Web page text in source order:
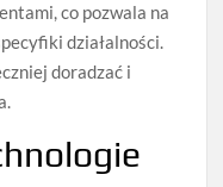
co pozwala na
działalności.
doradzać i